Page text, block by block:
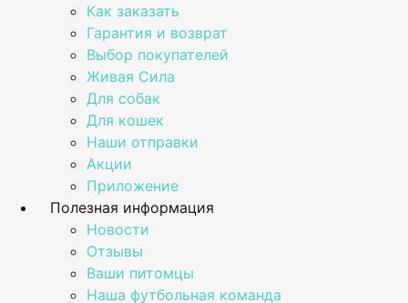
Как заказать
Гарантия и возврат
Выбор покупателей
Живая Сила
Для собак
Для кошек
Наши отправки
Акции
Приложение
Полезная информация
Новости
Отзывы
Ваши питомцы
Наша футбольная команда